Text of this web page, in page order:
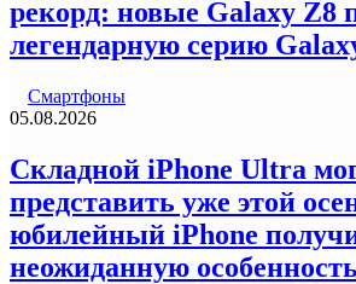
рекорд: новые Galaxy Z8
легендарную серию
Смартфоны
05.08.2026
Складной iPhone Ultra
представить уже этой
юбилейный iPhone
неожиданную особенность